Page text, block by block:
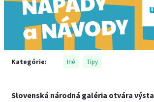
Kategórie: Iné Tipy
Slovenská národná galéria otvára